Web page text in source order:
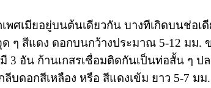
พศเมียอยู่บนต้นเดียวกัน บางทีเกิดบนช่อเ
ๆ สีแดง ดอกบนกว้างประมาณ 5-12 มม.
3 อัน ก้านเกสรเชื่อมติดกันเป็นท่อสั้น ๆ
บดอกสีเหลือง หรือ สีแดงเข้ม ยาว 5-7 ม